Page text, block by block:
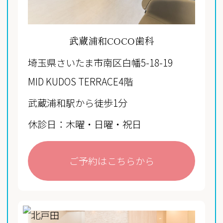
武蔵浦和COCO歯科
埼玉県さいたま市南区白幡5-18-19
MID KUDOS TERRACE4階
武蔵浦和駅から徒歩1分
休診日：木曜・日曜・祝日
ご予約はこちらから